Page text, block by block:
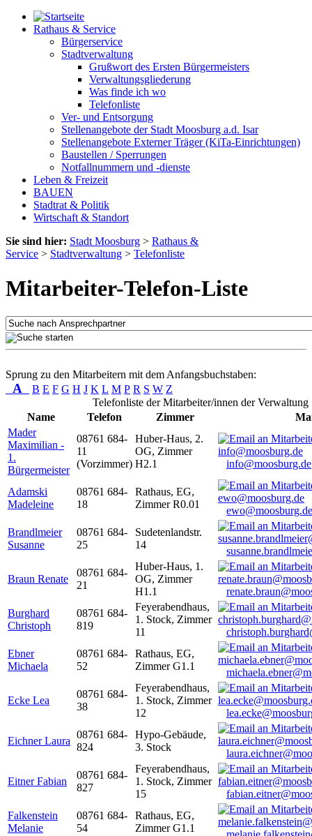
Rathaus & Service
Bürgerservice
Stadtverwaltung
Grußwort des Ersten Bürgermeisters
Verwaltungsgliederung
Was finde ich wo
Telefonliste
Ver- und Entsorgung
Stellenangebote der Stadt Moosburg a.d. Isar
Stellenangebote Externer Träger (KiTa-Einrichtungen)
Baustellen / Sperrungen
Notfallnummern und -dienste
Leben & Freizeit
BAUEN
Stadtrat & Politik
Wirtschaft & Standort
Sie sind hier: Stadt Moosburg > Rathaus &
Service > Stadtverwaltung > Telefonliste
Mitarbeiter-Telefon-Liste
Sprung zu den Mitarbeitern mit dem Anfangsbuchstaben:
A B E F G H J K L M P R S W Z
Telefonliste der Mitarbeiter/innen der Verwaltung
Name
Telefon Zimmer
Mader
Maximilian -
1.
Bürgermeister
08761 684-
11
(Vorzimmer)
Huber-Haus, 2.
OG, Zimmer
H2.1
info@moosburg.de
Adamski
Madeleine
08761 684-
18
Rathaus, EG,
Zimmer R0.01
ewo@moosburg.de
Brandlmeier
Susanne
08761 684-
25
Sudetenlandstr.
14
Braun Renate
08761 684-
21
Huber-Haus, 1.
OG, Zimmer
H1.1
Burghard
Christoph
08761 684-
819
Feyerabendhaus,
1. Stock, Zimmer
11
Ebner
Michaela
08761 684-
52
Rathaus, EG,
Zimmer G1.1
Ecke Lea
08761 684-
38
Feyerabendhaus,
1. Stock, Zimmer
12
Eichner Laura
08761 684-
824
Hypo-Gebäude,
3. Stock
Eitner Fabian
08761 684-
827
Feyerabendhaus,
1. Stock, Zimmer
15
Falkenstein
Melanie
08761 684-
54
Rathaus, EG,
Zimmer G1.1